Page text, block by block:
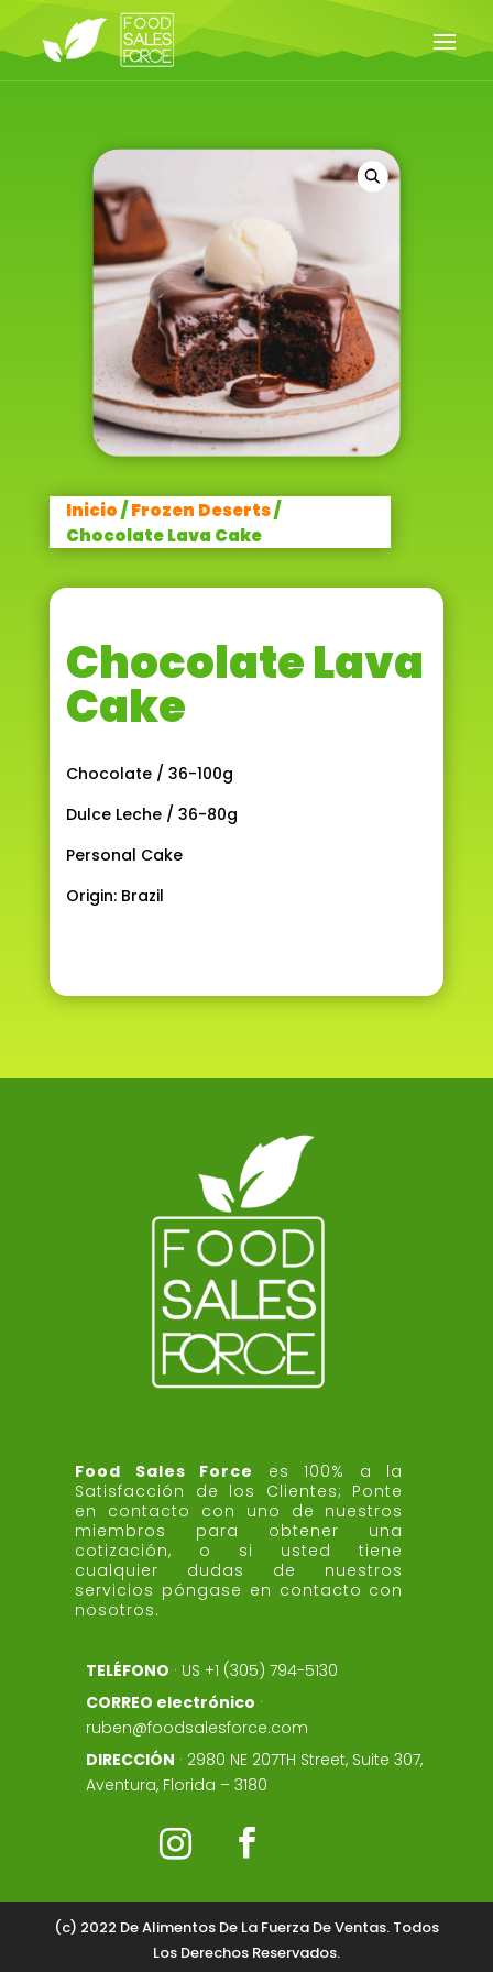
Inicio/Frozen Deserts/
Chocolate Lava Cake
Chocolate Lava
Cake
Chocolate / 36-100g
Dulce Leche / 36-80g
Personal Cake
Origin: Brazil
Food Sales Force
es 100% a la
Satisfacción de los Clientes; Ponte
en contacto con uno de nuestros
miembros para obtener una
cotización, o si usted tiene
cualquier dudas de nuestros
servicios póngase en contacto con
nosotros.
TELÉFONO · US +1 (305) 794-5130
CORREO electrónico ·
ruben@foodsalesforce.com
DIRECCIÓN · 2980 NE 207TH Street, Suite 307,
Aventura, Florida – 3180
 
(c) 2022 De Alimentos De La Fuerza De Ventas. Todos
Los Derechos Reservados.